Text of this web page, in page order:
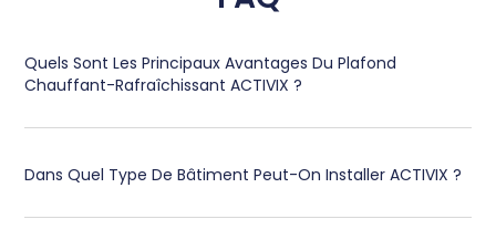
Quels Sont Les Principaux Avantages Du Plafond
Chauffant-Rafraîchissant ACTIVIX ?
Dans Quel Type De Bâtiment Peut-On Installer ACTIVIX ?